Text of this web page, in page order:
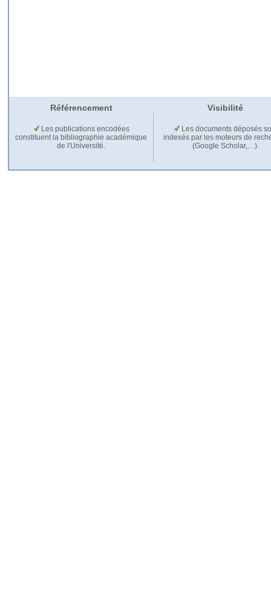
Référencement Visibilité
Les publications encodées
constituent la bibliographie académique
de l'Université.
Les documents déposés
indexés par les moteurs de
(Google Scholar,…).